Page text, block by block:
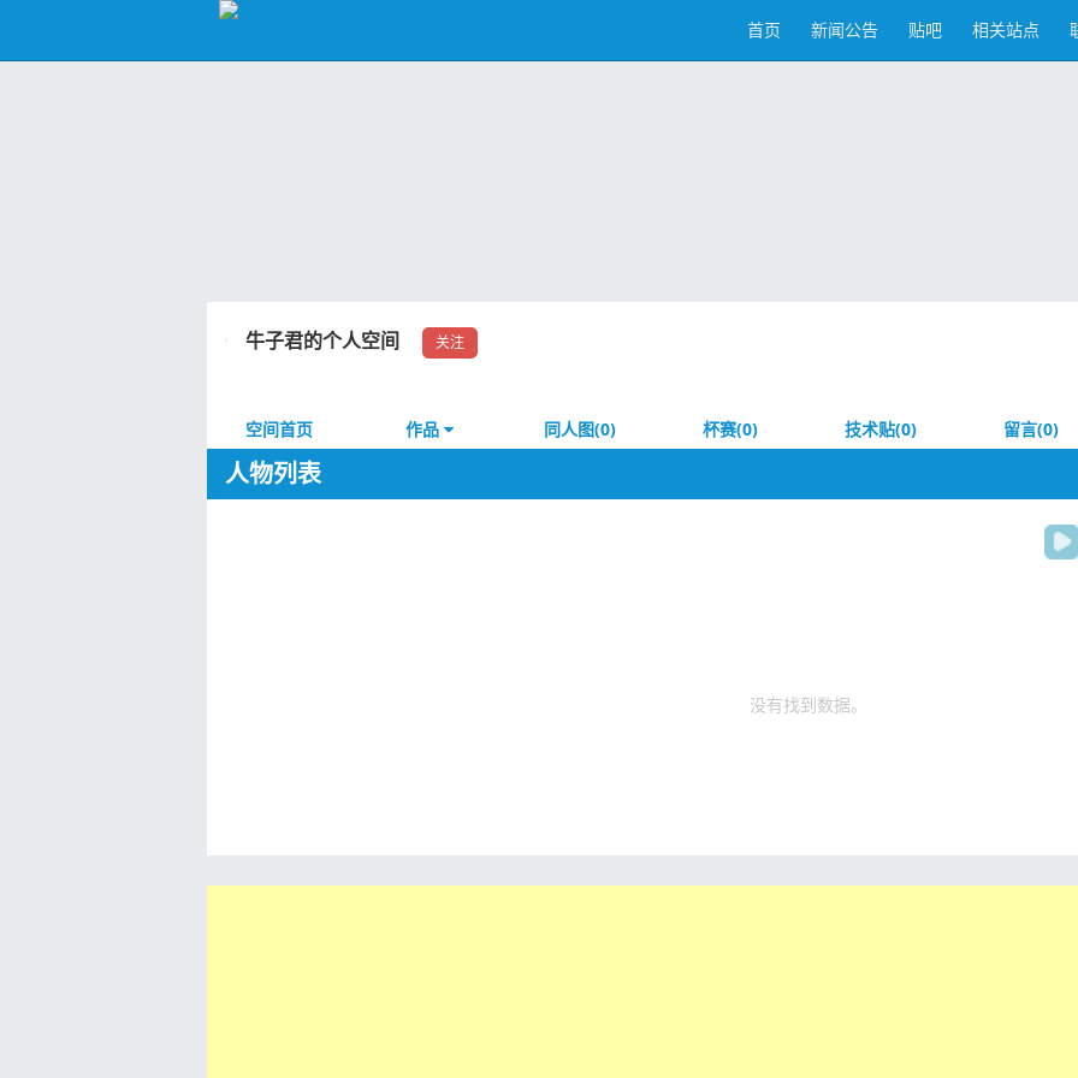
首页 新闻公告 贴吧 相关站点
牛子君的个人空间 关注
空间首页 作品 同人图(0) 杯赛(0) 技术贴(0) 留言(0)
人物列表
没有找到数据。